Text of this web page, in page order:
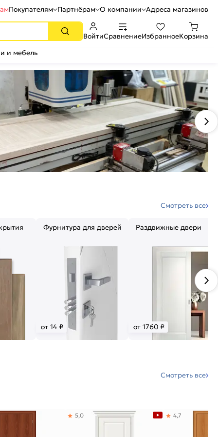
Покупателям Партнёрам О компании Адреса магазинов
ВойтиСравнениеИзбранноеКорзина
и мебель
Смотреть все
Фурнитура для дверей
от 14 ₽
Раздвижные двери
от 1760 ₽
Смотреть все
5,0 4,7